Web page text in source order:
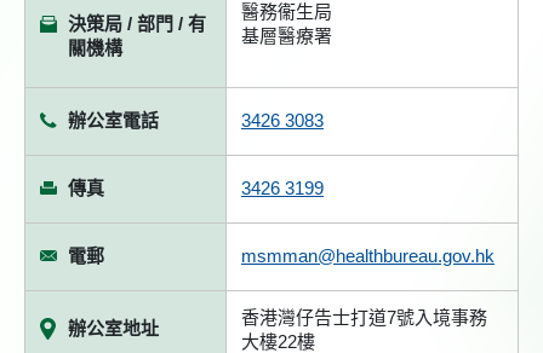
決策局 / 部門 / 有
關機構
醫務衞生局
基層醫療署
辦公室電話 3426 3083
傳真 3426 3199
電郵 msmman@healthbureau.gov.hk
辦公室地址
香港灣仔告士打道7號入境事務
大樓22樓